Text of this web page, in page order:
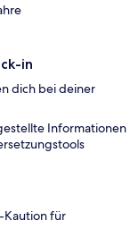
in
dich bei deiner
Informationen
Kaution für